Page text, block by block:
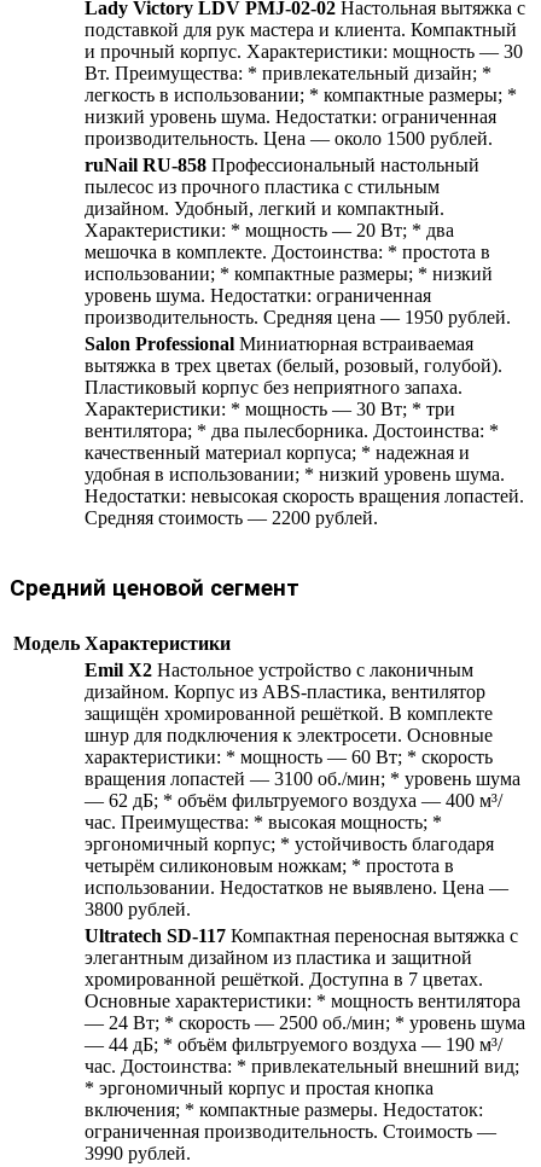
Lady Victory LDV PMJ-02-02 Настольная вытяжка с
подставкой для рук мастера и клиента. Компактный
и прочный корпус. Характеристики: мощность — 30
Вт. Преимущества: * привлекательный дизайн; *
легкость в использовании; * компактные размеры; *
низкий уровень шума. Недостатки: ограниченная
производительность. Цена — около 1500 рублей.
ruNail RU-858 Профессиональный настольный
пылесос из прочного пластика с стильным
дизайном. Удобный, легкий и компактный.
Характеристики: * мощность — 20 Вт; * два
мешочка в комплекте. Достоинства: * простота в
использовании; * компактные размеры; * низкий
уровень шума. Недостатки: ограниченная
производительность. Средняя цена — 1950 рублей.
Salon Professional Миниатюрная встраиваемая
вытяжка в трех цветах (белый, розовый, голубой).
Пластиковый корпус без неприятного запаха.
Характеристики: * мощность — 30 Вт; * три
вентилятора; * два пылесборника. Достоинства: *
качественный материал корпуса; * надежная и
удобная в использовании; * низкий уровень шума.
Недостатки: невысокая скорость вращения лопастей.
Средняя стоимость — 2200 рублей.
Средний ценовой сегмент
Модель Характеристики
Emil X2 Настольное устройство с лаконичным
дизайном. Корпус из ABS-пластика, вентилятор
защищён хромированной решёткой. В комплекте
шнур для подключения к электросети. Основные
характеристики: * мощность — 60 Вт; * скорость
вращения лопастей — 3100 об./мин; * уровень шума
— 62 дБ; * объём фильтруемого воздуха — 400 м³/
час. Преимущества: * высокая мощность; *
эргономичный корпус; * устойчивость благодаря
четырём силиконовым ножкам; * простота в
использовании. Недостатков не выявлено. Цена —
3800 рублей.
Ultratech SD-117 Компактная переносная вытяжка с
элегантным дизайном из пластика и защитной
хромированной решёткой. Доступна в 7 цветах.
Основные характеристики: * мощность вентилятора
— 24 Вт; * скорость — 2500 об./мин; * уровень шума
— 44 дБ; * объём фильтруемого воздуха — 190 м³/
час. Достоинства: * привлекательный внешний вид;
* эргономичный корпус и простая кнопка
включения; * компактные размеры. Недостаток:
ограниченная производительность. Стоимость —
3990 рублей.